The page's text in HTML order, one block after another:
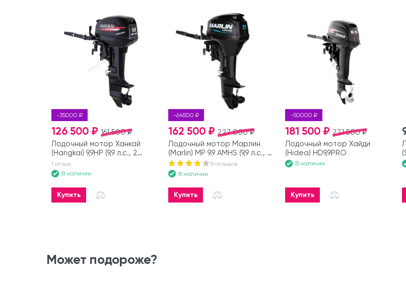
-35000 ₽
161 500 ₽
126 500 ₽
Лодочный мотор Ханкай
(Hangkai) 9,9HP (9,9 л.с., 2
такта)
1 отзыв
В наличии
Купить
-64500 ₽
227 000 ₽
162 500 ₽
Лодочный мотор Марлин
(Marlin) MP 9.9 AMHS (9,9 л.с., 2
такта)
8 отзывов
В наличии
Купить
-50000 ₽
231 500 ₽
181 500 ₽
Лодочный мотор Хайди
(Hidea) HD9,9PRO
В наличии
Купить
Может подороже?